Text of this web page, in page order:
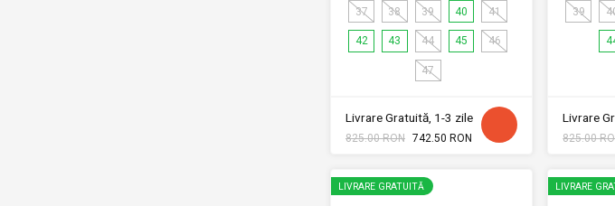
37 38 39 40 41
42 43 44 45 46
47
Livrare Gratuită, 1-3 zile
825.00 RON 742.50 RON
39
Livrare
825.00
LIVRARE GRATUITĂ LIVRARE